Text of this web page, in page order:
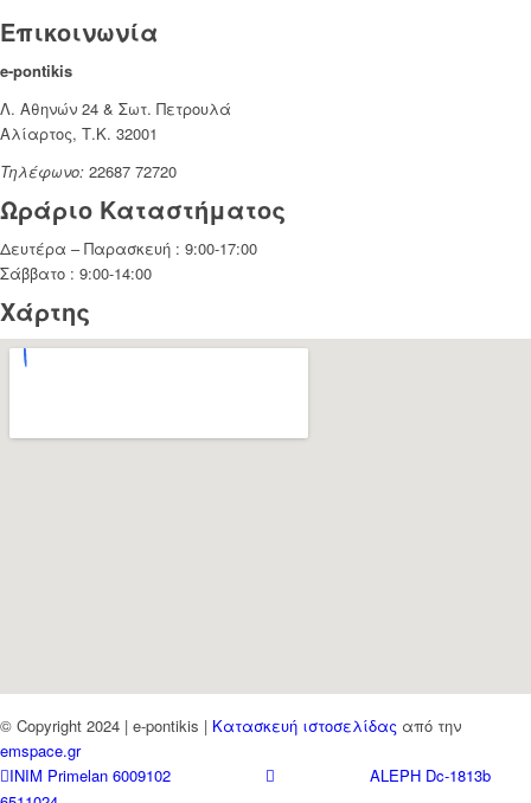
Επικοινωνία
e-pontikis
Λ. Αθηνών 24 & Σωτ. Πετρουλά
Αλίαρτος, Τ.Κ. 32001
Τηλέφωνο: 22687 72720
Ωράριο Καταστήματος
Δευτέρα – Παρασκευή : 9:00-17:00
Σάββατο : 9:00-14:00
Χάρτης
© Copyright 2024 | e-pontikis | Κατασκευή ιστοσελίδας από την
emspace.gr
INIM Primelan 6009102
ALEPH Dc-1813b